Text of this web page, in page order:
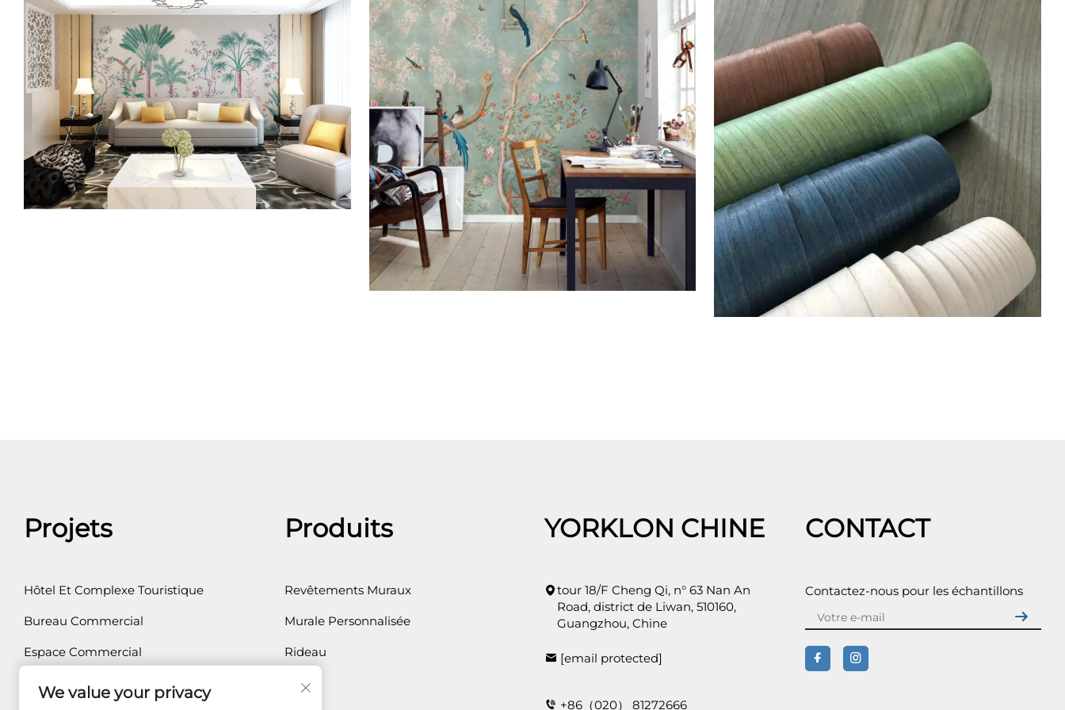
Projets
Hôtel Et Complexe Touristique
Bureau Commercial
Espace Commercial
Résidence Privée
Produits
Revêtements Muraux
Murale Personnalisée
Rideau
YORKLON CHINE
tour 18/F Cheng Qi, n° 63 Nan An
Road, district de Liwan, 510160,
Guangzhou, Chine
[email protected]
+86（020） 81272666
CONTACT
Contactez-nous pour les échantillons
We value your privacy